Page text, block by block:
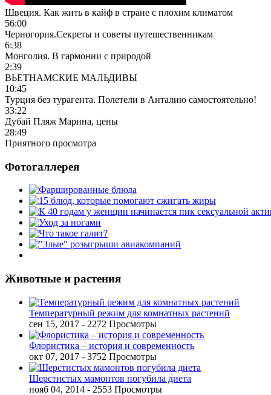
Швеция. Как жить в кайф в стране с плохим климатом
56:00
Черногория.Секреты и советы путешественникам
6:38
Монголия. В гармонии с природой
2:39
ВЬЕТНАМСКИЕ МАЛЬДИВЫ
10:45
Турция без турагента. Полетели в Анталию самостоятельно!
33:22
Дубай Пляж Марина, цены
28:49
Приятного просмотра
Фотогаллерея
Животные и растения
Температурный режим для комнатных растений
сен 15, 2017 - 2272 Просмотры
Флористика – история и современность
окт 07, 2017 - 3752 Просмотры
Шерстистых мамонтов погубила диета
нояб 04, 2014 - 2553 Просмотры